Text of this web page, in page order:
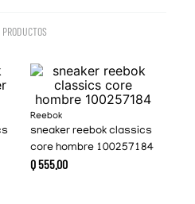
PRODUCTOS
Reebok
sneaker reebok classics
core hombre 100257184
Q555.00